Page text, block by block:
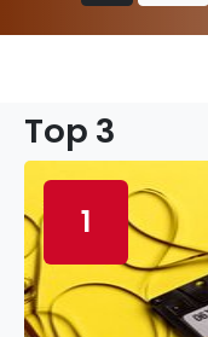
Top 3
1